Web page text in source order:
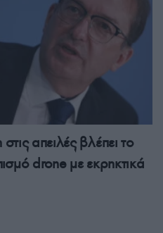
απειλές βλέπει το
drone με εκρηκτικά